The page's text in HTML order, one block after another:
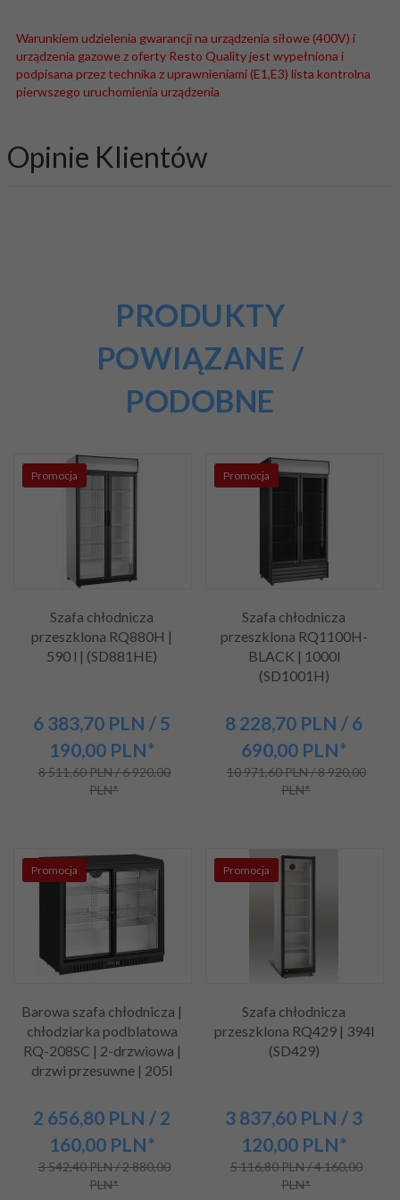
Warunkiem udzielenia gwarancji na urządzenia siłowe (400V) i
urządzenia gazowe z oferty Resto Quality jest wypełniona i
podpisana przez technika z uprawnieniami (E1,E3) lista kontrolna
pierwszego uruchomienia urządzenia
Opinie Klientów
PRODUKTY
POWIĄZANE /
PODOBNE
Promocja
Szafa chłodnicza
przeszklona RQ880H |
590 l | (SD881HE)
6 383,70 PLN / 5
190,00 PLN*
8 511,60 PLN / 6 920,00
PLN*
Promocja
Szafa chłodnicza
przeszklona RQ1100H-
BLACK | 1000l
(SD1001H)
8 228,70 PLN / 6
690,00 PLN*
10 971,60 PLN / 8 920,00
PLN*
Promocja
Barowa szafa chłodnicza |
chłodziarka podblatowa
RQ-208SC | 2-drzwiowa |
drzwi przesuwne | 205l
2 656,80 PLN / 2
160,00 PLN*
3 542,40 PLN / 2 880,00
PLN*
Promocja
Szafa chłodnicza
przeszklona RQ429 | 394l
(SD429)
3 837,60 PLN / 3
120,00 PLN*
5 116,80 PLN / 4 160,00
PLN*